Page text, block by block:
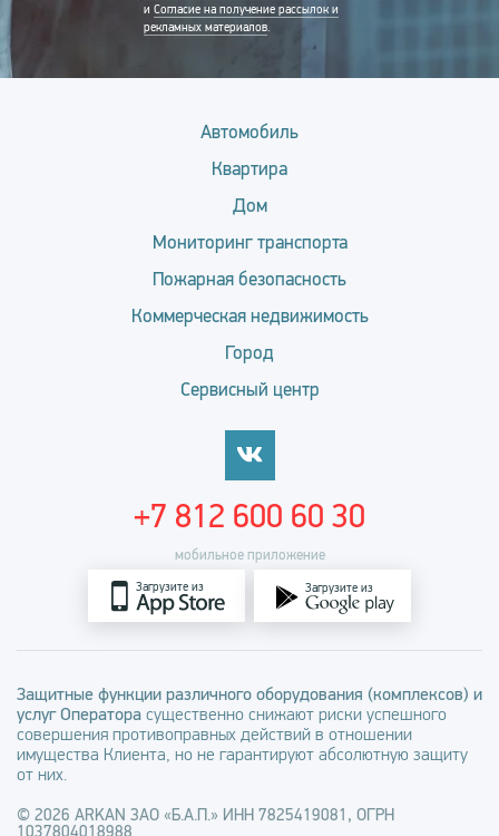
и Согласие на получение рассылок и
рекламных материалов.
Автомобиль
Квартира
Дом
Мониторинг транспорта
Пожарная безопасность
Коммерческая недвижимость
Город
Сервисный центр
мобильное приложение
Загрузите из Загрузите из
+7 812 600 60 30
Защитные функции различного оборудования (комплексов) и
услуг Оператора существенно снижают риски успешного
совершения противоправных действий в отношении
имущества Клиента, но не гарантируют абсолютную защиту
от них.
© 2026 ARKAN ЗАО «Б.А.П.» ИНН 7825419081, ОГРН
1037804018988